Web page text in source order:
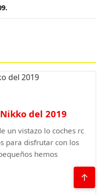
del 2019
un vistazo lo coches rc
para disfrutar con los
hemos
↑